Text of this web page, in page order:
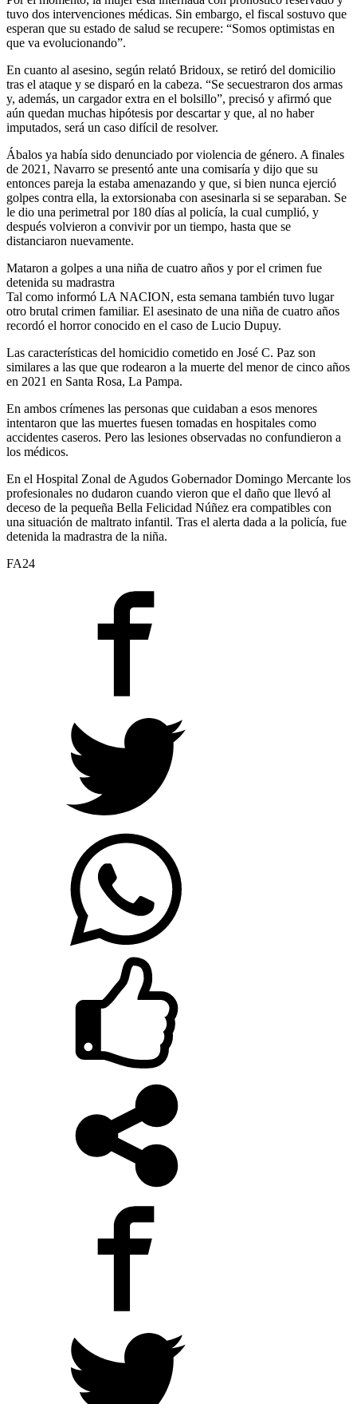
tuvo dos intervenciones médicas. Sin embargo, el fiscal sostuvo que
esperan que su estado de salud se recupere: “Somos optimistas en
que va evolucionando”.
En cuanto al asesino, según relató Bridoux, se retiró del domicilio
tras el ataque y se disparó en la cabeza. “Se secuestraron dos armas
y, además, un cargador extra en el bolsillo”, precisó y afirmó que
aún quedan muchas hipótesis por descartar y que, al no haber
imputados, será un caso difícil de resolver.
Ábalos ya había sido denunciado por violencia de género. A finales
de 2021, Navarro se presentó ante una comisaría y dijo que su
entonces pareja la estaba amenazando y que, si bien nunca ejerció
golpes contra ella, la extorsionaba con asesinarla si se separaban. Se
le dio una perimetral por 180 días al policía, la cual cumplió, y
después volvieron a convivir por un tiempo, hasta que se
distanciaron nuevamente.
Mataron a golpes a una niña de cuatro años y por el crimen fue
detenida su madrastra
Tal como informó LA NACION, esta semana también tuvo lugar
otro brutal crimen familiar. El asesinato de una niña de cuatro años
recordó el horror conocido en el caso de Lucio Dupuy.
Las características del homicidio cometido en José C. Paz son
similares a las que que rodearon a la muerte del menor de cinco años
en 2021 en Santa Rosa, La Pampa.
En ambos crímenes las personas que cuidaban a esos menores
intentaron que las muertes fuesen tomadas en hospitales como
accidentes caseros. Pero las lesiones observadas no confundieron a
los médicos.
En el Hospital Zonal de Agudos Gobernador Domingo Mercante los
profesionales no dudaron cuando vieron que el daño que llevó al
deceso de la pequeña Bella Felicidad Núñez era compatibles con
una situación de maltrato infantil. Tras el alerta dada a la policía, fue
detenida la madrastra de la niña.
FA24